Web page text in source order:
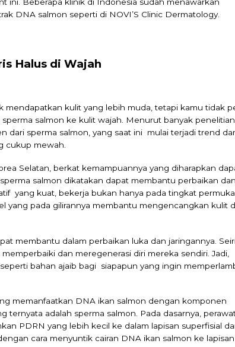
DNA salmon seperti di NOVI’S Clinic Dermatology.
Halus di Wajah
mendapatkan kulit yang lebih muda, tetapi kamu tidak
salmon ke kulit wajah. Menurut banyak penelitian
dari sperma salmon, yang saat ini mulai terjadi trend
cukup mewah.
Selatan, berkat kemampuannya yang diharapkan
salmon dikatakan dapat membantu perbaikan dan
yang kuat, bekerja bukan hanya pada tingkat
yang pada gilirannya membantu mengencangkan kulit
membantu dalam perbaikan luka dan jaringannya.
dan meregenerasi diri mereka sendiri. Jadi,
bahan ajaib bagi siapapun yang ingin
memanfaatkan DNA ikan salmon dengan komponen
ternyata adalah sperma salmon. Pada dasarnya,
PDRN yang lebih kecil ke dalam lapisan superfisial
cara menyuntik cairan DNA ikan salmon ke lapisan